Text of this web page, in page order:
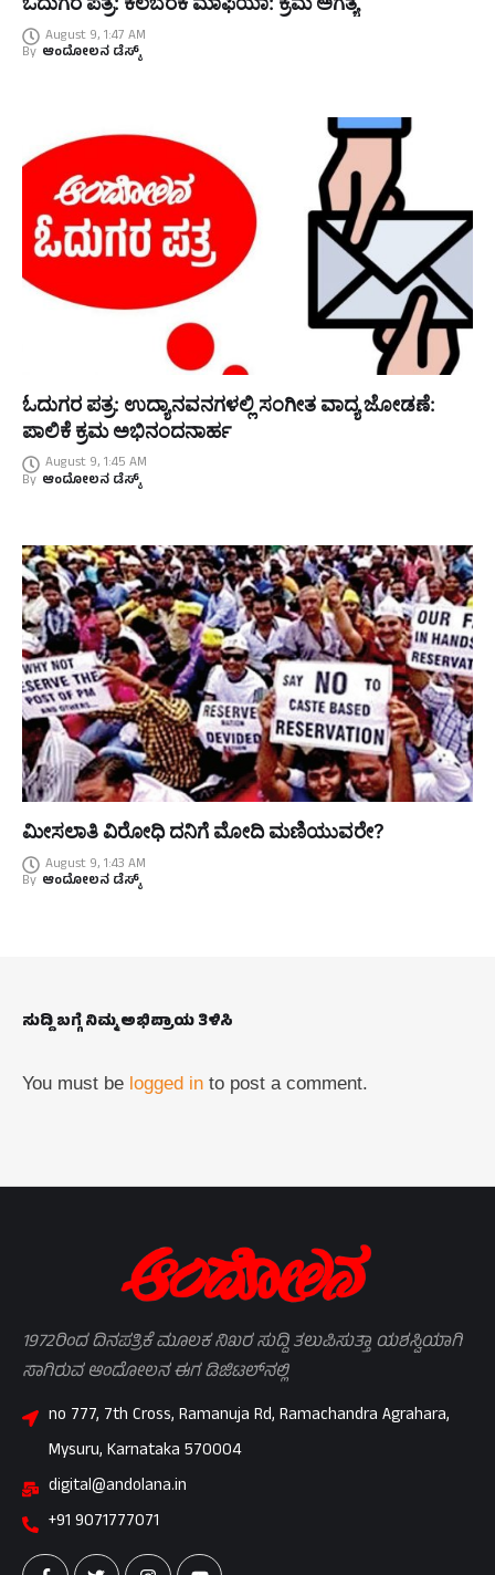
August 9, 1:47 AM
By ಆಂದೋಲನ ಡೆಸ್ಕ್
ಓದುಗರ ಪತ್ರ: ಉದ್ಯಾನವನಗಳಲ್ಲಿ ಸಂಗೀತ ವಾದ್ಯ ಜೋಡಣೆ:
ಪಾಲಿಕೆ ಕ್ರಮ ಅಭಿನಂದನಾರ್ಹ
August 9, 1:45 AM
By ಆಂದೋಲನ ಡೆಸ್ಕ್
ಮೀಸಲಾತಿ ವಿರೋಧಿ ದನಿಗೆ ಮೋದಿ ಮಣಿಯುವರೇ?
August 9, 1:43 AM
By ಆಂದೋಲನ ಡೆಸ್ಕ್
ಸುದ್ದಿ ಬಗ್ಗೆ ನಿಮ್ಮ ಅಭಿಪ್ರಾಯ ತಿಳಿಸಿ
You must be logged in to post a comment.
1972ರಿಂದ ದಿನಪತ್ರಿಕೆ ಮೂಲಕ ನಿಖರ ಸುದ್ದಿ ತಲುಪಿಸುತ್ತಾ ಯಶಸ್ವಿಯಾಗಿ
ಸಾಗಿರುವ ಆಂದೋಲನ ಈಗ ಡಿಜಿಟಲ್‌ನಲ್ಲಿ
no 777, 7th Cross, Ramanuja Rd, Ramachandra Agrahara,
Mysuru, Karnataka 570004
digital@andolana.in
+91 9071777071